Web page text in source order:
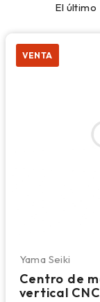
El último
VENTA
Yama Seiki
Centro de
vertical